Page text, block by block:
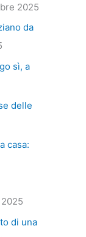
2025
da
sì, a
delle
casa:
di una